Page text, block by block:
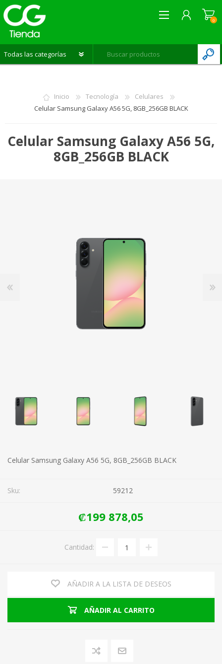
LISTA DE DESEOS
0
Inicio Tecnología
Celulares
Celular Samsung Galaxy A56 5G, 8GB_256GB BLACK
Celular Samsung Galaxy A56 5G,
8GB_256GB BLACK
Celular Samsung Galaxy A56 5G, 8GB_256GB BLACK
Sku: 59212
₡199 878,05
Cantidad:
AÑADIR A LA LISTA DE DESEOS
AÑADIR AL CARRITO